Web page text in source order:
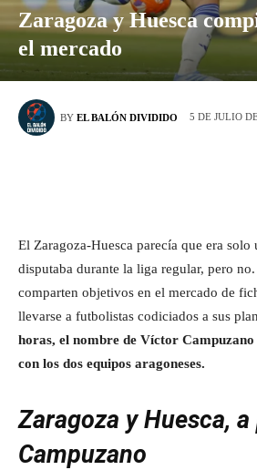
Zaragoza y Huesca
el mercado
BY EL BALÓN DIVIDIDO 5 DE JULIO
El Zaragoza-Huesca parecía que era solo
disputaba durante la liga regular, pero
comparten objetivos en el mercado de
llevarse a futbolistas codiciados a sus
horas, el nombre de Víctor
con los dos equipos aragoneses.
Zaragoza y Huesca,
Campuzano